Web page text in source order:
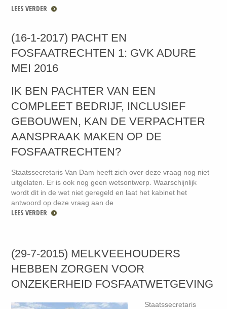
LEES VERDER
(16-1-2017) PACHT EN
FOSFAATRECHTEN 1: GVK ADURE
MEI 2016
IK BEN PACHTER VAN EEN
COMPLEET BEDRIJF, INCLUSIEF
GEBOUWEN, KAN DE VERPACHTER
AANSPRAAK MAKEN OP DE
FOSFAATRECHTEN?
Staatssecretaris Van Dam heeft zich over deze vraag nog niet
uitgelaten. Er is ook nog geen wetsontwerp. Waarschijnlijk
wordt dit in de wet niet geregeld en laat het kabinet het
antwoord op deze vraag aan de
LEES VERDER
(29-7-2015) MELKVEEHOUDERS
HEBBEN ZORGEN VOOR
ONZEKERHEID FOSFAATWETGEVING
Staatssecretaris